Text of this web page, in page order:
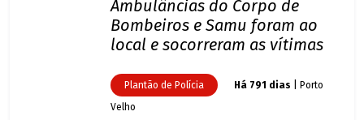
Ambulâncias do Corpo de
Bombeiros e Samu foram ao
local e socorreram as vítimas
Plantão de Polícia Há 791 dias | Porto
Velho